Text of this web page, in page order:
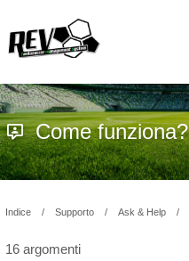
Come funziona?
Indice Supporto Ask & Help
16 argomenti